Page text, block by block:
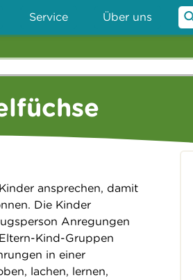
Service Über uns
ansprechen, damit
Die Kinder
Anregungen
Kind-Gruppen
in einer
lachen, lernen,